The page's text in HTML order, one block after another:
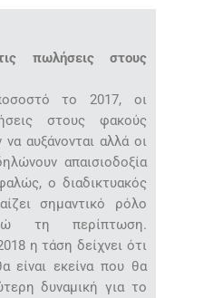
πωλήσεις στους
το 2017, οι
στους φακούς
αυξάνονται αλλά οι
απαισιοδοξία
ο διαδικτυακός
σημαντικό ρόλο
τη περίπτωση.
η τάση δείχνει ότι
είναι εκείνα που θα
δυναμική για το